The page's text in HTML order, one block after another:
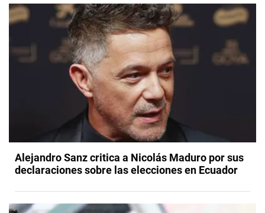
​Alejandro Sanz critica a Nicolás Maduro por sus
declaraciones sobre las elecciones en Ecuador